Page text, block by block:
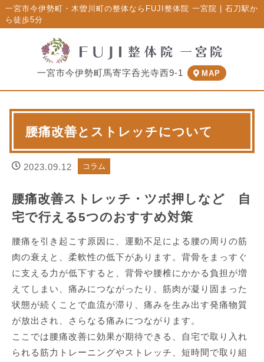
一宮市今伊勢町・木曽川町の整体ならFUJI整体院 一宮院 | 石刀駅か
ら徒歩5分
一宮市今伊勢町馬寄字呑光寺西9-1 MAP
腰痛改善とストレッチについて
2023.09.12 コラム
腰痛改善ストレッチ・ツボ押しなど 自
宅で行える5つのおすすめ対策
腰痛を引き起こす原因に、運動不足による腰の周りの筋
肉の衰えと、柔軟性の低下があります。背骨をまっすぐ
に支える力が低下すると、背骨や腰椎にかかる負担が増
えてしまい、痛みにつながったり、筋肉が凝り固まった
状態が続くことで血流が滞り、痛みを生み出す発痛物質
が放出され、さらなる痛みにつながります。
ここでは腰痛改善に効果が期待できる、自宅で取り入れ
られる筋力トレーニングやストレッチ、短時間で取り組